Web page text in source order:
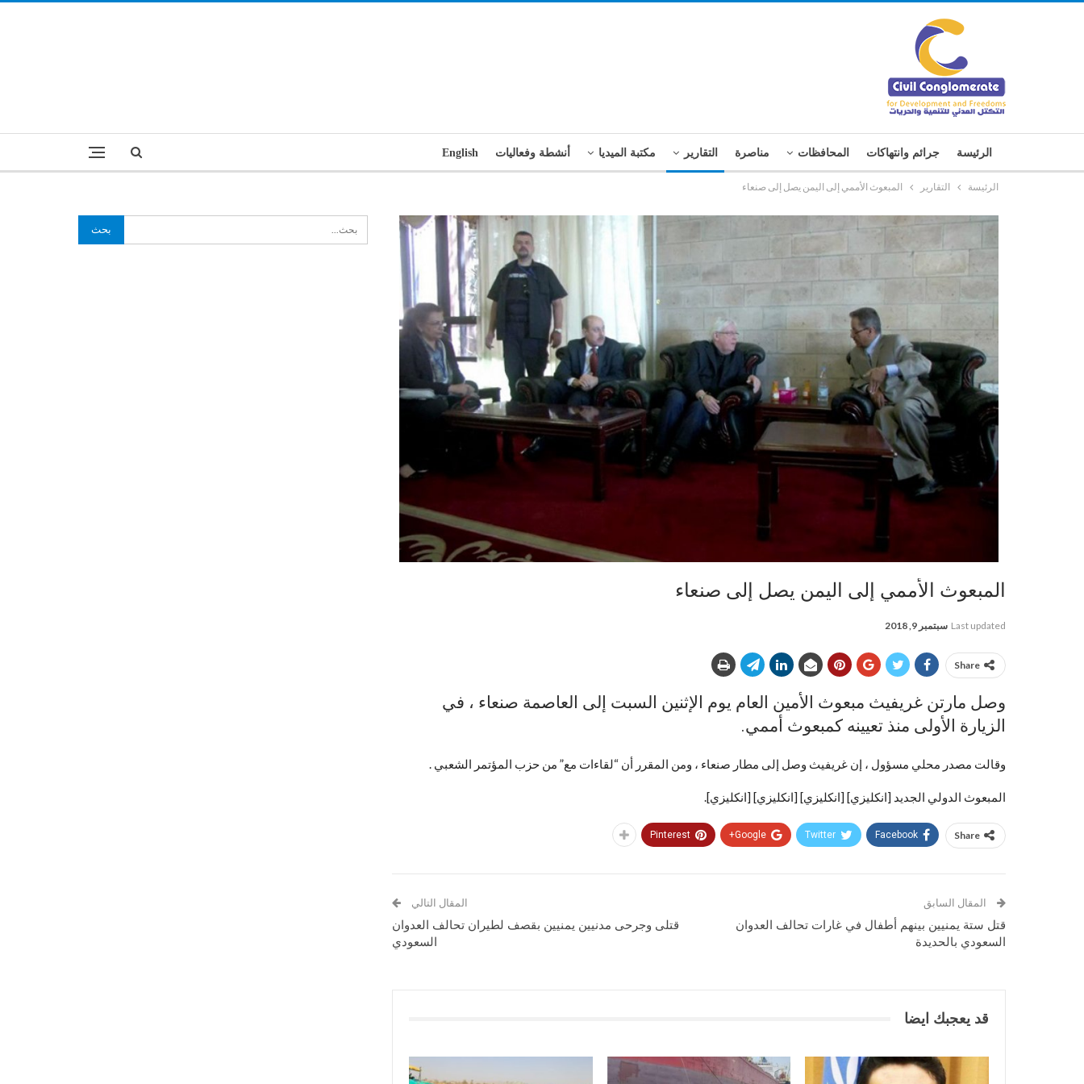
الرئيسة جرائم وانتهاكات المحافظات مناصرة التقارير مكتبة الميديا أنشطة وفعاليات English
الرئيسة التقارير المبعوث الأممي إلى اليمن يصل إلى صنعاء
المبعوث الأممي إلى اليمن يصل إلى صنعاء
Last updated سبتمبر 9, 2018
Share
وصل مارتن غريفيث مبعوث الأمين العام يوم الإثنين السبت إلى العاصمة صنعاء ، في
الزيارة الأولى منذ تعيينه كمبعوث أممي.
وقالت مصدر محلي مسؤول ، إن غريفيث وصل إلى مطار صنعاء ، ومن المقرر أن “لقاءات مع” من حزب المؤتمر الشعبي .
المبعوث الدولي الجديد [انكليزي] [انكليزي] [انكليزي] [انكليزي].
Share
Facebook
Twitter
Google+
Pinterest
المقال السابق
قتل ستة يمنيين بينهم أطفال في غارات تحالف العدوان
السعودي بالحديدة
المقال التالي
قتلى وجرحى مدنيين يمنيين بقصف لطيران تحالف العدوان
السعودي
قد يعجبك ايضا